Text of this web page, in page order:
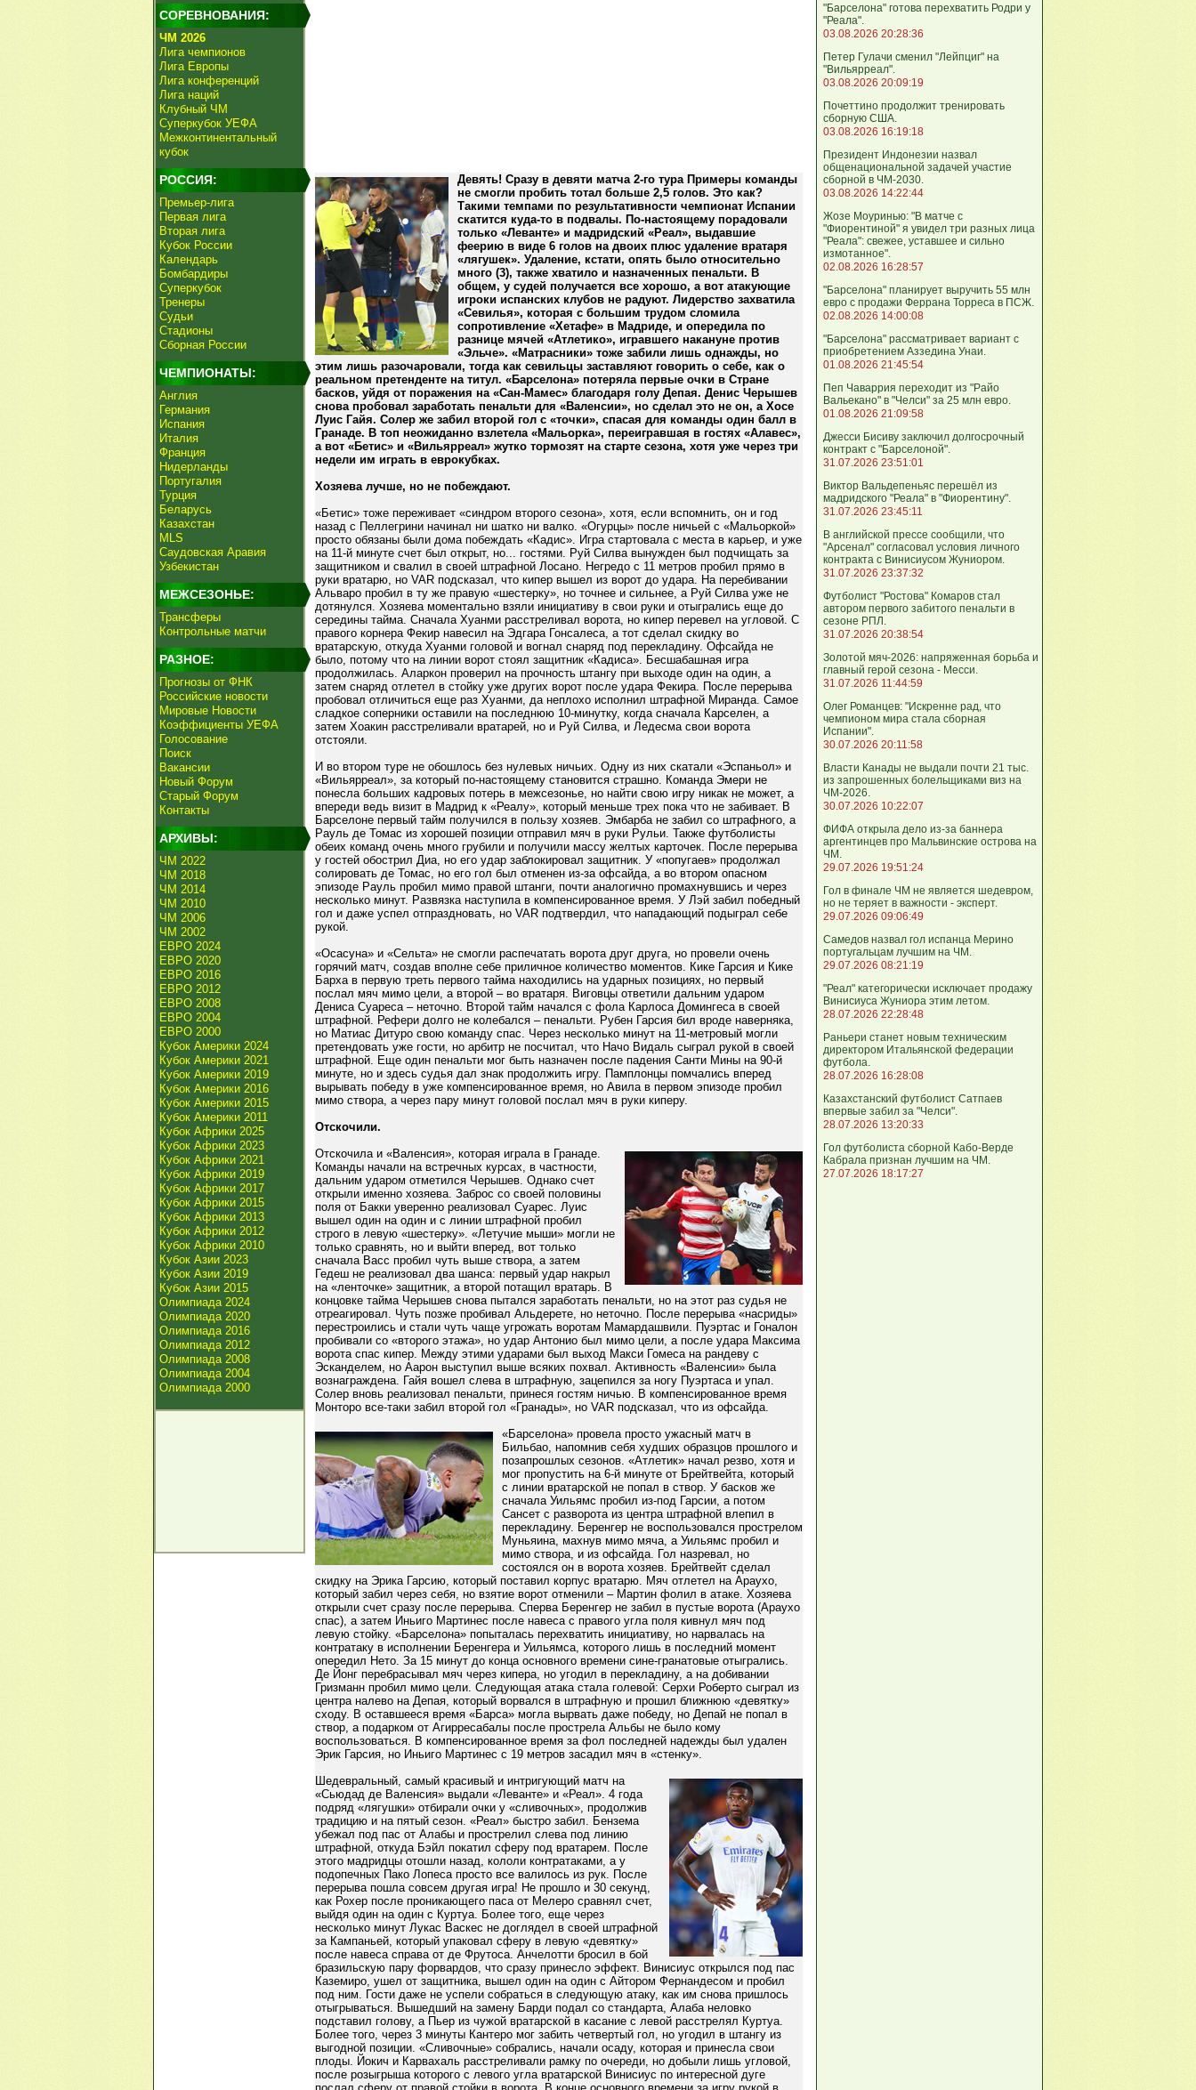
СОРЕВНОВАНИЯ:
ЧМ 2026
Лига чемпионов
Лига Европы
Лига конференций
Лига наций
Клубный ЧМ
Суперкубок УЕФА
Межконтинентальный
кубок
РОССИЯ:
Премьер-лига
Первая лига
Вторая лига
Кубок России
Календарь
Бомбардиры
Суперкубок
Тренеры
Судьи
Стадионы
Сборная России
ЧЕМПИОНАТЫ:
Англия
Германия
Испания
Италия
Франция
Нидерланды
Португалия
Турция
Беларусь
Казахстан
MLS
Саудовская Аравия
Узбекистан
МЕЖСЕЗОНЬЕ:
Трансферы
Контрольные матчи
РАЗНОЕ:
Прогнозы от ФНК
Российские новости
Мировые Новости
Коэффициенты УЕФА
Голосование
Поиск
Вакансии
Новый Форум
Старый Форум
Контакты
АРХИВЫ:
ЧМ 2022
ЧМ 2018
ЧМ 2014
ЧМ 2010
ЧМ 2006
ЧМ 2002
ЕВРО 2024
ЕВРО 2020
ЕВРО 2016
ЕВРО 2012
ЕВРО 2008
ЕВРО 2004
ЕВРО 2000
Кубок Америки 2024
Кубок Америки 2021
Кубок Америки 2019
Кубок Америки 2016
Кубок Америки 2015
Кубок Америки 2011
Кубок Африки 2025
Кубок Африки 2023
Кубок Африки 2021
Кубок Африки 2019
Кубок Африки 2017
Кубок Африки 2015
Кубок Африки 2013
Кубок Африки 2012
Кубок Африки 2010
Кубок Азии 2023
Кубок Азии 2019
Кубок Азии 2015
Олимпиада 2024
Олимпиада 2020
Олимпиада 2016
Олимпиада 2012
Олимпиада 2008
Олимпиада 2004
Олимпиада 2000
Девять! Сразу в девяти матча 2-го тура Примеры команды
не смогли пробить тотал больше 2,5 голов. Это как?
Такими темпами по результативности чемпионат Испании
скатится куда-то в подвалы. По-настоящему порадовали
только «Леванте» и мадридский «Реал», выдавшие
феерию в виде 6 голов на двоих плюс удаление вратаря
«лягушек». Удаление, кстати, опять было относительно
много (3), также хватило и назначенных пенальти. В
общем, у судей получается все хорошо, а вот атакующие
игроки испанских клубов не радуют. Лидерство захватила
«Севилья», которая с большим трудом сломила
сопротивление «Хетафе» в Мадриде, и опередила по
разнице мячей «Атлетико», игравшего накануне против
«Эльче». «Матрасники» тоже забили лишь однажды, но
этим лишь разочаровали, тогда как севильцы заставляют говорить о себе, как о
реальном претенденте на титул. «Барселона» потеряла первые очки в Стране
басков, уйдя от поражения на «Сан-Мамес» благодаря голу Депая. Денис Черышев
снова пробовал заработать пенальти для «Валенсии», но сделал это не он, а Хосе
Луис Гайя. Солер же забил второй гол с «точки», спасая для команды один балл в
Гранаде. В топ неожиданно взлетела «Мальорка», переигравшая в гостях «Алавес»,
а вот «Бетис» и «Вильярреал» жутко тормозят на старте сезона, хотя уже через три
недели им играть в еврокубках.
Хозяева лучше, но не побеждают.
«Бетис» тоже переживает «синдром второго сезона», хотя, если вспомнить, он и год
назад с Пеллегрини начинал ни шатко ни валко. «Огурцы» после ничьей с «Мальоркой»
просто обязаны были дома побеждать «Кадис». Игра стартовала с места в карьер, и уже
на 11-й минуте счет был открыт, но... гостями. Руй Силва вынужден был подчищать за
защитником и свалил в своей штрафной Лосано. Негредо с 11 метров пробил прямо в
руки вратарю, но VAR подсказал, что кипер вышел из ворот до удара. На перебивании
Альваро пробил в ту же правую «шестерку», но точнее и сильнее, а Руй Силва уже не
дотянулся. Хозяева моментально взяли инициативу в свои руки и отыгрались еще до
середины тайма. Сначала Хуанми расстреливал ворота, но кипер перевел на угловой. С
правого корнера Фекир навесил на Эдгара Гонсалеса, а тот сделал скидку во
вратарскую, откуда Хуанми головой и вогнал снаряд под перекладину. Офсайда не
было, потому что на линии ворот стоял защитник «Кадиса». Бесшабашная игра
продолжилась. Аларкон проверил на прочность штангу при выходе один на один, а
затем снаряд отлетел в стойку уже других ворот после удара Фекира. После перерыва
пробовал отличиться еще раз Хуанми, да неплохо исполнил штрафной Миранда. Самое
сладкое соперники оставили на последнюю 10-минутку, когда сначала Карселен, а
затем Хоакин расстреливали вратарей, но и Руй Силва, и Ледесма свои ворота
отстояли.
И во втором туре не обошлось без нулевых ничьих. Одну из них скатали «Эспаньол» и
«Вильярреал», за который по-настоящему становится страшно. Команда Эмери не
понесла больших кадровых потерь в межсезонье, но найти свою игру никак не может, а
впереди ведь визит в Мадрид к «Реалу», который меньше трех пока что не забивает. В
Барселоне первый тайм получился в пользу хозяев. Эмбарба не забил со штрафного, а
Рауль де Томас из хорошей позиции отправил мяч в руки Рульи. Также футболисты
обеих команд очень много грубили и получили массу желтых карточек. После перерыва
у гостей обострил Диа, но его удар заблокировал защитник. У «попугаев» продолжал
солировать де Томас, но его гол был отменен из-за офсайда, а во втором опасном
эпизоде Рауль пробил мимо правой штанги, почти аналогично промахнувшись и через
несколько минут. Развязка наступила в компенсированное время. У Лэй забил победный
гол и даже успел отпраздновать, но VAR подтвердил, что нападающий подыграл себе
рукой.
«Осасуна» и «Сельта» не смогли распечатать ворота друг друга, но провели очень
горячий матч, создав вполне себе приличное количество моментов. Кике Гарсия и Кике
Барха в первую треть первого тайма находились на ударных позициях, но первый
послал мяч мимо цели, а второй – во вратаря. Виговцы ответили дальним ударом
Дениса Суареса – неточно. Второй тайм начался с фола Карлоса Домингеса в своей
штрафной. Рефери долго не колебался – пенальти. Рубен Гарсия бил вроде наверняка,
но Матиас Дитуро свою команду спас. Через несколько минут на 11-метровый могли
претендовать уже гости, но арбитр не посчитал, что Начо Видаль сыграл рукой в своей
штрафной. Еще один пенальти мог быть назначен после падения Санти Мины на 90-й
минуте, но и здесь судья дал знак продолжить игру. Памплонцы помчались вперед
вырывать победу в уже компенсированное время, но Авила в первом эпизоде пробил
мимо створа, а через пару минут головой послал мяч в руки киперу.
Отскочили.
Отскочила и «Валенсия», которая играла в Гранаде.
Команды начали на встречных курсах, в частности,
дальним ударом отметился Черышев. Однако счет
открыли именно хозяева. Заброс со своей половины
поля от Бакки уверенно реализовал Суарес. Луис
вышел один на один и с линии штрафной пробил
строго в левую «шестерку». «Летучие мыши» могли не
только сравнять, но и выйти вперед, вот только
сначала Васс пробил чуть выше створа, а затем
Гедеш не реализовал два шанса: первый удар накрыл
на «ленточке» защитник, а второй потащил вратарь. В
концовке тайма Черышев снова пытался заработать пенальти, но на этот раз судья не
отреагировал. Чуть позже пробивал Альдерете, но неточно. После перерыва «насриды»
перестроились и стали чуть чаще угрожать воротам Мамардашвили. Пуэртас и Гоналон
пробивали со «второго этажа», но удар Антонио был мимо цели, а после удара Максима
ворота спас кипер. Между этими ударами был выход Макси Гомеса на рандеву с
Эсканделем, но Аарон выступил выше всяких похвал. Активность «Валенсии» была
вознаграждена. Гайя вошел слева в штрафную, зацепился за ногу Пуэртаса и упал.
Солер вновь реализовал пенальти, принеся гостям ничью. В компенсированное время
Монторо все-таки забил второй гол «Гранады», но VAR подсказал, что из офсайда.
«Барселона» провела просто ужасный матч в
Бильбао, напомнив себя худших образцов прошлого и
позапрошлых сезонов. «Атлетик» начал резво, хотя и
мог пропустить на 6-й минуте от Брейтвейта, который
с линии вратарской не попал в створ. У басков же
сначала Уильямс пробил из-под Гарсии, а потом
Сансет с разворота из центра штрафной влепил в
перекладину. Беренгер не воспользовался прострелом
Муньяина, махнув мимо мяча, а Уильямс пробил и
мимо створа, и из офсайда. Гол назревал, но
состоялся он в ворота хозяев. Брейтвейт сделал
скидку на Эрика Гарсию, который поставил корпус вратарю. Мяч отлетел на Араухо,
который забил через себя, но взятие ворот отменили – Мартин фолил в атаке. Хозяева
открыли счет сразу после перерыва. Сперва Беренгер не забил в пустые ворота (Араухо
спас), а затем Иньиго Мартинес после навеса с правого угла поля кивнул мяч под
левую стойку. «Барселона» попыталась перехватить инициативу, но нарвалась на
контратаку в исполнении Беренгера и Уильямса, которого лишь в последний момент
опередил Нето. За 15 минут до конца основного времени сине-гранатовые отыгрались.
Де Йонг перебрасывал мяч через кипера, но угодил в перекладину, а на добивании
Гризманн пробил мимо цели. Следующая атака стала голевой: Серхи Роберто сыграл из
центра налево на Депая, который ворвался в штрафную и прошил ближнюю «девятку»
сходу. В оставшееся время «Барса» могла вырвать даже победу, но Депай не попал в
створ, а подарком от Агирресабалы после прострела Альбы не было кому
воспользоваться. В компенсированное время за фол последней надежды был удален
Эрик Гарсия, но Иньиго Мартинес с 19 метров засадил мяч в «стенку».
Шедевральный, самый красивый и интригующий матч на
«Сьюдад де Валенсия» выдали «Леванте» и «Реал». 4 года
подряд «лягушки» отбирали очки у «сливочных», продолжив
традицию и на пятый сезон. «Реал» быстро забил. Бензема
убежал под пас от Алабы и прострелил слева под линию
штрафной, откуда Бэйл покатил сферу под вратарем. После
этого мадридцы отошли назад, кололи контратаками, а у
подопечных Пако Лопеса просто все валилось из рук. После
перерыва пошла совсем другая игра! Не прошло и 30 секунд,
как Рохер после проникающего паса от Мелеро сравнял счет,
выйдя один на один с Куртуа. Более того, еще через
несколько минут Лукас Васкес не доглядел в своей штрафной
за Кампаньей, который упаковал сферу в левую «девятку»
после навеса справа от де Фрутоса. Анчелотти бросил в бой
бразильскую пару форвардов, что сразу принесло эффект. Винисиус открылся под пас
Каземиро, ушел от защитника, вышел один на один с Айтором Фернандесом и пробил
под ним. Гости даже не успели собраться в следующую атаку, как им снова пришлось
отыгрываться. Вышедший на замену Барди подал со стандарта, Алаба неловко
подставил голову, а Пьер из чужой вратарской в касание с левой расстрелял Куртуа.
Более того, через 3 минуты Кантеро мог забить четвертый гол, но угодил в штангу из
выгодной позиции. «Сливочные» собрались, начали осаду, которая и принесла свои
плоды. Йокич и Карвахаль расстреливали рамку по очереди, но добыли лишь угловой,
после розыгрыша которого с левого угла вратарской Винисиус по интересной дуге
"Барселона" готова перехватить Родри у
"Реала".
03.08.2026 20:28:36
Петер Гулачи сменил "Лейпциг" на
"Вильярреал".
03.08.2026 20:09:19
Почеттино продолжит тренировать
сборную США.
03.08.2026 16:19:18
Президент Индонезии назвал
общенациональной задачей участие
сборной в ЧМ-2030.
03.08.2026 14:22:44
Жозе Моуринью: "В матче с
"Фиорентиной" я увидел три разных лица
"Реала": свежее, уставшее и сильно
измотанное".
02.08.2026 16:28:57
"Барселона" планирует выручить 55 млн
евро с продажи Феррана Торреса в ПСЖ.
02.08.2026 14:00:08
"Барселона" рассматривает вариант с
приобретением Аззедина Унаи.
01.08.2026 21:45:54
Пеп Чаваррия переходит из "Райо
Вальекано" в "Челси" за 25 млн евро.
01.08.2026 21:09:58
Джесси Бисиву заключил долгосрочный
контракт с "Барселоной".
31.07.2026 23:51:01
Виктор Вальдепеньяс перешёл из
мадридского "Реала" в "Фиорентину".
31.07.2026 23:45:11
В английской прессе сообщили, что
"Арсенал" согласовал условия личного
контракта с Винисиусом Жуниором.
31.07.2026 23:37:32
Футболист "Ростова" Комаров стал
автором первого забитого пенальти в
сезоне РПЛ.
31.07.2026 20:38:54
Золотой мяч-2026: напряженная борьба и
главный герой сезона - Месси.
31.07.2026 11:44:59
Олег Романцев: "Искренне рад, что
чемпионом мира стала сборная
Испании".
30.07.2026 20:11:58
Власти Канады не выдали почти 21 тыс.
из запрошенных болельщиками виз на
ЧМ-2026.
30.07.2026 10:22:07
ФИФА открыла дело из-за баннера
аргентинцев про Мальвинские острова на
ЧМ.
29.07.2026 19:51:24
Гол в финале ЧМ не является шедевром,
но не теряет в важности - эксперт.
29.07.2026 09:06:49
Самедов назвал гол испанца Мерино
португальцам лучшим на ЧМ.
29.07.2026 08:21:19
"Реал" категорически исключает продажу
Винисиуса Жуниора этим летом.
28.07.2026 22:28:48
Раньери станет новым техническим
директором Итальянской федерации
футбола.
28.07.2026 16:28:08
Казахстанский футболист Сатпаев
впервые забил за "Челси".
28.07.2026 13:20:33
Гол футболиста сборной Кабо-Верде
Кабрала признан лучшим на ЧМ.
27.07.2026 18:17:27